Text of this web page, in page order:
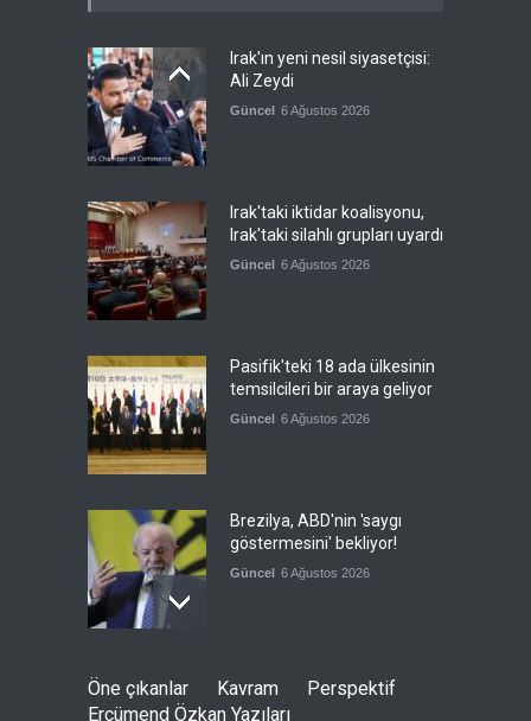
Irak'ın yeni nesil siyasetçisi:
Ali Zeydi
Güncel 6 Ağustos 2026
Irak'taki iktidar koalisyonu,
Irak'taki silahlı grupları uyardı
Güncel 6 Ağustos 2026
Pasifik'teki 18 ada ülkesinin
temsilcileri bir araya geliyor
Güncel 6 Ağustos 2026
Brezilya, ABD'nin 'saygı
göstermesini' bekliyor!
Güncel 6 Ağustos 2026
toplantısını Fas'ta yaptı
Öne çıkanlar Kavram
Perspektif
Ercümend Özkan Yazıları